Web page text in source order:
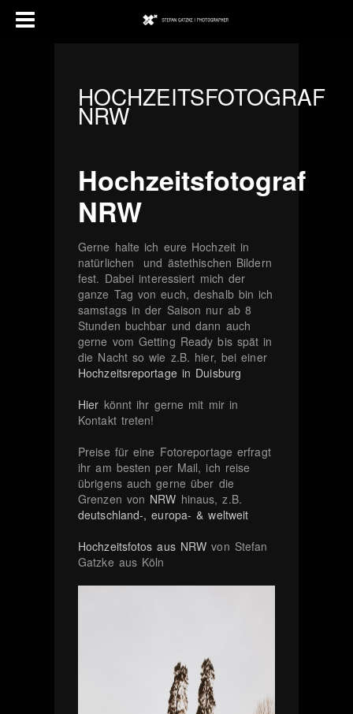
HOCHZEITSFOTOGRAF
NRW
Hochzeitsfotograf
NRW
Gerne halte ich eure Hochzeit in
natürlichen und ästethischen Bildern
fest. Dabei interessiert mich der
ganze Tag von euch, deshalb bin ich
samstags in der Saison nur ab 8
Stunden buchbar und dann auch
gerne vom Getting Ready bis spät in
die Nacht so wie z.B. hier, bei einer
Hochzeitsreportage in Duisburg
Hier könnt ihr gerne mit mir in
Kontakt treten!
Preise für eine Fotoreportage erfragt
ihr am besten per Mail, ich reise
übrigens auch gerne über die
Grenzen von NRW hinaus, z.B.
deutschland-, europa- & weltweit
Hochzeitsfotos aus NRWvon Stefan
Gatzke aus Köln